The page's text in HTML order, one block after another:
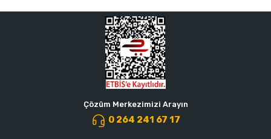
Çözüm Merkezimizi Arayın
0 264 241 67 17